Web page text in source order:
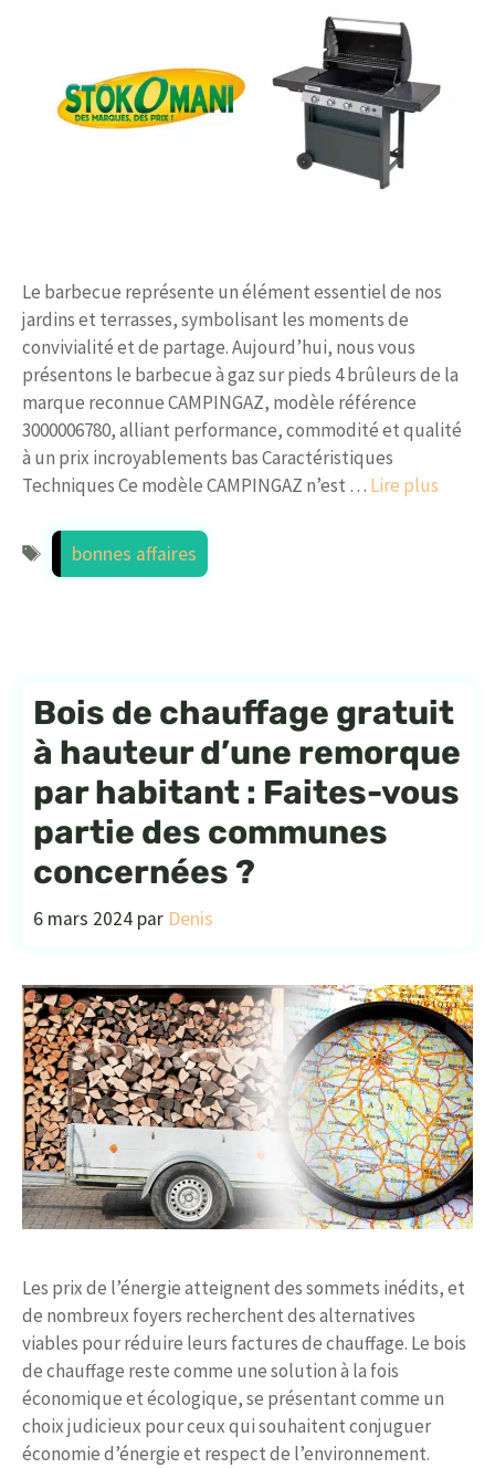
Le barbecue représente un élément essentiel de nos
jardins et terrasses, symbolisant les moments de
convivialité et de partage. Aujourd’hui, nous vous
présentons le barbecue à gaz sur pieds 4 brûleurs de la
marque reconnue CAMPINGAZ, modèle référence
3000006780, alliant performance, commodité et qualité
à un prix incroyablements bas Caractéristiques
Techniques Ce modèle CAMPINGAZ n’est … Lire plus
Étiquettes
bonnes affaires
Bois de chauffage gratuit
à hauteur d’une remorque
par habitant : Faites-vous
partie des communes
concernées ?
6 mars 2024 par Denis
Les prix de l’énergie atteignent des sommets inédits, et
de nombreux foyers recherchent des alternatives
viables pour réduire leurs factures de chauffage. Le bois
de chauffage reste comme une solution à la fois
économique et écologique, se présentant comme un
choix judicieux pour ceux qui souhaitent conjuguer
économie d’énergie et respect de l’environnement.